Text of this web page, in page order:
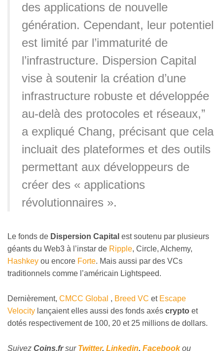
des applications de nouvelle
génération. Cependant, leur potentiel
est limité par l’immaturité de
l’infrastructure. Dispersion Capital
vise à soutenir la création d’une
infrastructure robuste et développée
au-delà des protocoles et réseaux,”
a expliqué Chang, précisant que cela
incluait des plateformes et des outils
permettant aux développeurs de
créer des « applications
révolutionnaires ».
Le fonds de Dispersion Capital est soutenu par plusieurs
géants du Web3 à l’instar de Ripple, Circle, Alchemy,
Hashkey ou encore Forte. Mais aussi par des VCs
traditionnels comme l’américain Lightspeed.
Dernièrement, CMCC Global , Breed VC et Escape
Velocity lançaient elles aussi des fonds axés crypto et
dotés respectivement de 100, 20 et 25 millions de dollars.
Suivez Coins.frsur Twitter, Linkedin, Facebookou